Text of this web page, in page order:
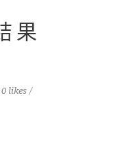
果
0 likes